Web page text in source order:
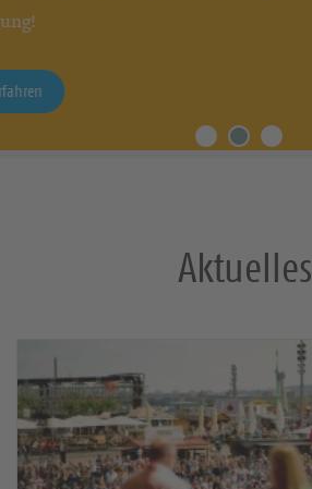
Aktuelles